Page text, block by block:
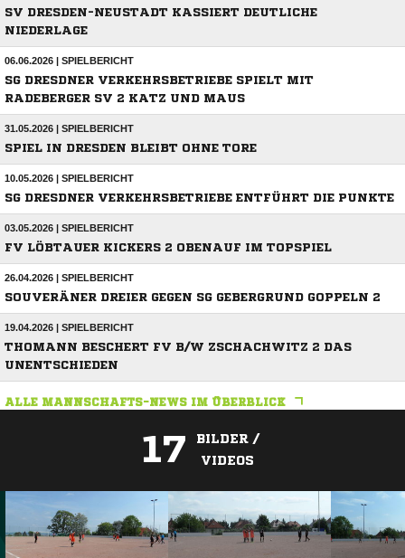
SV DRESDEN-NEUSTADT KASSIERT DEUTLICHE
NIEDERLAGE
06.06.2026 | SPIELBERICHT
SG DRESDNER VERKEHRSBETRIEBE SPIELT MIT
RADEBERGER SV 2 KATZ UND MAUS
31.05.2026 | SPIELBERICHT
SPIEL IN DRESDEN BLEIBT OHNE TORE
10.05.2026 | SPIELBERICHT
SG DRESDNER VERKEHRSBETRIEBE ENTFÜHRT DIE PUNKTE
03.05.2026 | SPIELBERICHT
FV LÖBTAUER KICKERS 2 OBENAUF IM TOPSPIEL
26.04.2026 | SPIELBERICHT
SOUVERÄNER DREIER GEGEN SG GEBERGRUND GOPPELN 2
19.04.2026 | SPIELBERICHT
THOMANN BESCHERT FV B/W ZSCHACHWITZ 2 DAS
UNENTSCHIEDEN
ALLE MANNSCHAFTS-NEWS IM ÜBERBLICK
17
BILDER /
VIDEOS